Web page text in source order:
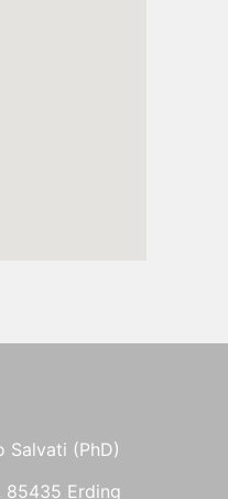
Salvati (PhD)
85435 Erding